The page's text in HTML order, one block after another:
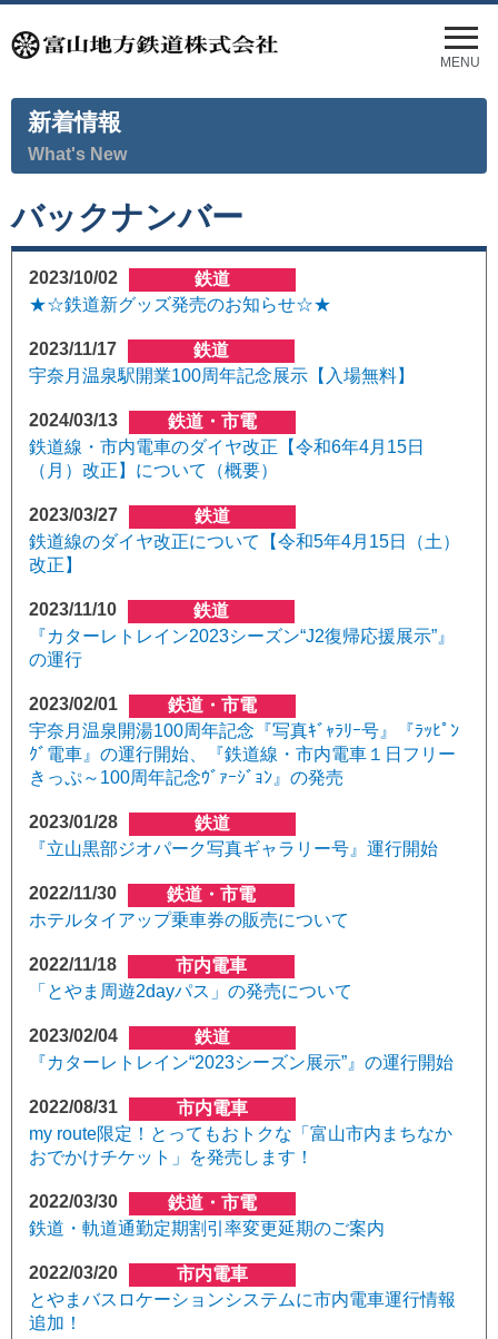
メ
ニ
ュ
ー
MENU
新着情報
What's New
バックナンバー
2023/10/02
鉄道
★☆鉄道新グッズ発売のお知らせ☆★
2023/11/17
鉄道
宇奈月温泉駅開業100周年記念展示【入場無料】
2024/03/13
鉄道・市電
鉄道線・市内電車のダイヤ改正【令和6年4月15日
（月）改正】について（概要）
2023/03/27
鉄道
鉄道線のダイヤ改正について【令和5年4月15日（土）
改正】
2023/11/10
鉄道
『カターレトレイン2023シーズン“J2復帰応援展示”』
の運行
2023/02/01
鉄道・市電
宇奈月温泉開湯100周年記念『写真ｷﾞｬﾗﾘｰ号』『ﾗｯﾋﾟﾝ
ｸﾞ電車』の運行開始、『鉄道線・市内電車１日フリー
きっぷ～100周年記念ｳﾞｧｰｼﾞｮﾝ』の発売
2023/01/28
鉄道
『立山黒部ジオパーク写真ギャラリー号』運行開始
2022/11/30
鉄道・市電
ホテルタイアップ乗車券の販売について
2022/11/18
市内電車
「とやま周遊2dayパス」の発売について
2023/02/04
鉄道
『カターレトレイン“2023シーズン展示”』の運行開始
2022/08/31
市内電車
my route限定！とってもおトクな「富山市内まちなか
おでかけチケット」を発売します！
2022/03/30
鉄道・市電
鉄道・軌道通勤定期割引率変更延期のご案内
2022/03/20
市内電車
とやまバスロケーションシステムに市内電車運行情報
追加！